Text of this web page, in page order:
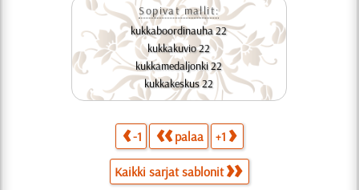
Sopivat mallit:
kukkaboordinauha 22
kukkakuvio 22
kukkamedaljonki 22
kukkakeskus 22
-1 palaa +1
Kaikki sarjat sablonit